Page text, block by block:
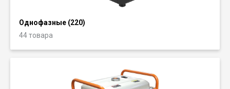
Однофазные (220)
44 товара